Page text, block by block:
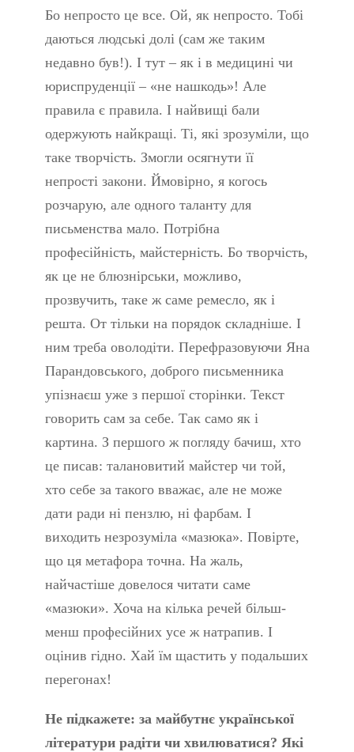
Бо непросто це все. Ой, як непросто. Тобі
даються людські долі (сам же таким
недавно був!). І тут – як і в медицині чи
юриспруденції – «не нашкодь»! Але
правила є правила. І найвищі бали
одержують найкращі. Ті, які зрозуміли, що
таке творчість. Змогли осягнути її
непрості закони. Ймовірно, я когось
розчарую, але одного таланту для
письменства мало. Потрібна
професійність, майстерність. Бо творчість,
як це не блюзнірськи, можливо,
прозвучить, таке ж саме ремесло, як і
решта. От тільки на порядок складніше. І
ним треба оволодіти. Перефразовуючи Яна
Парандовського, доброго письменника
упізнаєш уже з першої сторінки. Текст
говорить сам за себе. Так само як і
картина. З першого ж погляду бачиш, хто
це писав: талановитий майстер чи той,
хто себе за такого вважає, але не може
дати ради ні пензлю, ні фарбам. І
виходить незрозуміла «мазюка». Повірте,
що ця метафора точна. На жаль,
найчастіше довелося читати саме
«мазюки». Хоча на кілька речей більш-
менш професійних усе ж натрапив. І
оцінив гідно. Хай їм щастить у подальших
перегонах!
Не підкажете: за майбутнє української
літератури радіти чи хвилюватися? Які